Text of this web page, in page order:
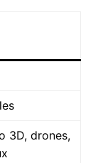
3D, drones,